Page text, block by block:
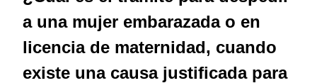
a una mujer embarazada o en
licencia de maternidad, cuando
existe una causa justificada para